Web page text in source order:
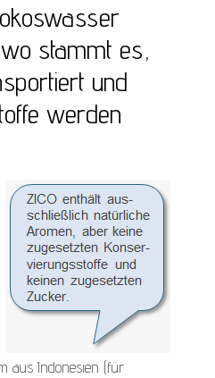
stammt es,
und
werden
aus Indonesien (für